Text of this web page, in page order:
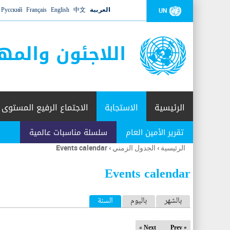
UN العربية 中文
English
Français
Русский
اللاجئون
الرئيسية الاستجابة
تقرير الأمين العام سلسلة مناسبات عالمية
الاجتماع الرفيع المستوى
أنت
هنا
الرئيسية › الجدول الزمني ›
Events calendar
Events calendar
ا
ل
بالشهر باليوم السنة (علامة التبويب النشطة)